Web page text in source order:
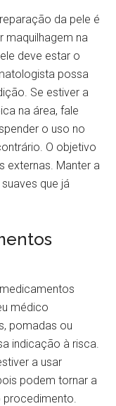
da pele é
maquilhagem na
deve estar o
possa
Se estiver a
na área, fale
o uso no
O objetivo
externas. Manter a
que já
médico
pomadas ou
indicação à risca.
a usar
podem tornar a